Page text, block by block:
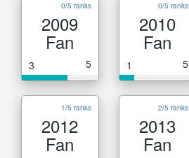
0/5 ranks
2009
Fan
3 5
0/5 ranks
2010
Fan
1 5
1/5 ranks
2012
Fan
2/5 ranks
2013
Fan